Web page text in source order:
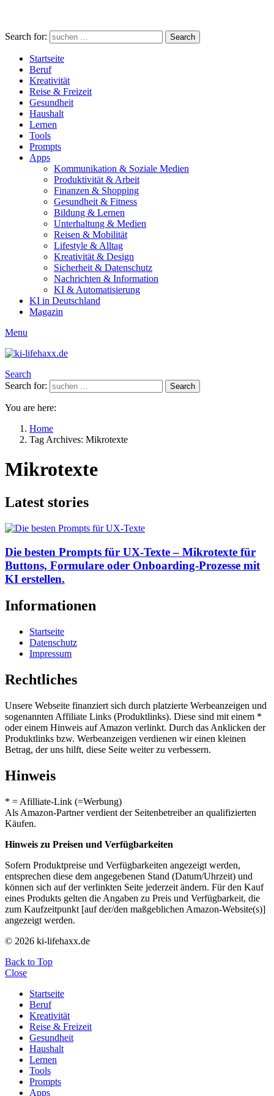
Search for: Search
Startseite
Beruf
Kreativität
Reise & Freizeit
Gesundheit
Haushalt
Lernen
Tools
Prompts
Apps
Kommunikation & Soziale Medien
Produktivität & Arbeit
Finanzen & Shopping
Gesundheit & Fitness
Bildung & Lernen
Unterhaltung & Medien
Reisen & Mobilität
Lifestyle & Alltag
Kreativität & Design
Sicherheit & Datenschutz
Nachrichten & Information
KI & Automatisierung
KI in Deutschland
Magazin
Menu
Search
Search for:
Search
You are here:
Home
Tag Archives: Mikrotexte
Mikrotexte
Latest stories
Die besten Prompts für UX-Texte – Mikrotexte für
Buttons, Formulare oder Onboarding-Prozesse mit
KI erstellen.
Informationen
Startseite
Datenschutz
Impressum
Rechtliches
Unsere Webseite finanziert sich durch platzierte Werbeanzeigen und
sogenannten Affiliate Links (Produktlinks). Diese sind mit einem *
oder einem Hinweis auf Amazon verlinkt. Durch das Anklicken der
Produktlinks bzw. Werbeanzeigen verdienen wir einen kleinen
Betrag, der uns hilft, diese Seite weiter zu verbessern.
Hinweis
* = Afilliate-Link (=Werbung)
Als Amazon-Partner verdient der Seitenbetreiber an qualifizierten
Käufen.
Hinweis zu Preisen und Verfügbarkeiten
Sofern Produktpreise und Verfügbarkeiten angezeigt werden,
entsprechen diese dem angegebenen Stand (Datum/Uhrzeit) und
können sich auf der verlinkten Seite jederzeit ändern. Für den Kauf
eines Produkts gelten die Angaben zu Preis und Verfügbarkeit, die
zum Kaufzeitpunkt [auf der/den maßgeblichen Amazon-Website(s)]
angezeigt werden.
© 2026 ki-lifehaxx.de
Back to Top
Close
Startseite
Beruf
Kreativität
Reise & Freizeit
Gesundheit
Haushalt
Lernen
Tools
Prompts
Apps